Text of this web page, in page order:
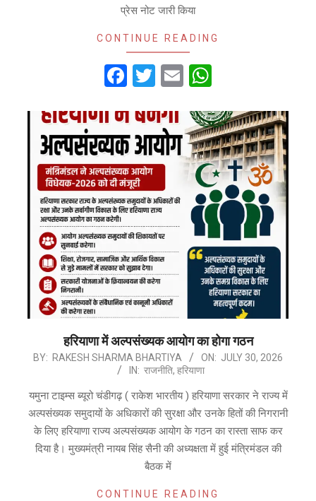
प्रेस नोट जारी किया
CONTINUE READING
Facebook
Twitter
Email
हरियाणा में अल्पसंख्यक आयोग का होगा गठन
2026-
30
BY: RAKESH SHARMA BHARTIYA ON: JULY 30, 2026
IN: राजनीति, हरियाणा
यमुना टाइम्स ब्यूरो चंडीगढ़ ( राकेश भारतीय ) हरियाणा सरकार ने राज्य में
अल्पसंख्यक समुदायों के अधिकारों की सुरक्षा और उनके हितों की निगरानी
के लिए हरियाणा राज्य अल्पसंख्यक आयोग के गठन का रास्ता साफ कर
दिया है। मुख्यमंत्री नायब सिंह सैनी की अध्यक्षता में हुई मंत्रिमंडल की
बैठक में
CONTINUE READING